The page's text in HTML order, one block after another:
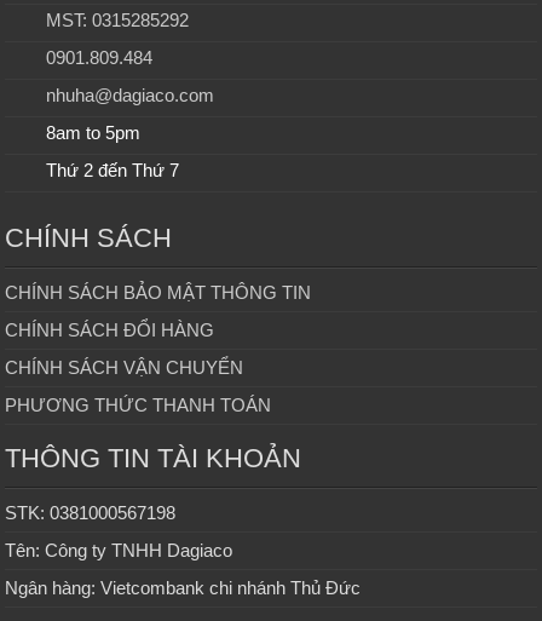
MST: 0315285292
0901.809.484
nhuha@dagiaco.com
8am to 5pm
Thứ 2 đến Thứ 7
CHÍNH SÁCH
CHÍNH SÁCH BẢO MẬT THÔNG TIN
CHÍNH SÁCH ĐỔI HÀNG
CHÍNH SÁCH VẬN CHUYỂN
PHƯƠNG THỨC THANH TOÁN
THÔNG TIN TÀI KHOẢN
STK: 0381000567198
Tên: Công ty TNHH Dagiaco
Ngân hàng: Vietcombank chi nhánh Thủ Đức